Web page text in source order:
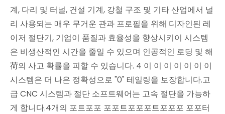
계, 다리 및 터널, 건설 기계, 강철 구조 및 기타 산업에서 널
리 사용되는 매우 무거운 관과 프로필을 위해 디자인된 레
이저 절단기, 기업이 품질과 효율성을 향상시키이 시스템
은 비생산적인 시간을 줄일 수 있으며 인공적인 로딩 및 해
荷의 사고 확률을 피할 수 있습니다. 4 이 이 이 이 이 이 이
시스템은 더 나은 정확성으로 "0" 테일링을 보장합니다.고
급 CNC 시스템과 절단 소프트웨어는 고속 절단을 가능하
게 합니다.4개의 포트포포 포포트포포포트포포포 포포터